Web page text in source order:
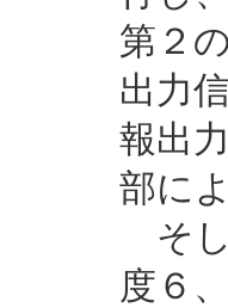
第２
出力
報出
部に
そし
度６